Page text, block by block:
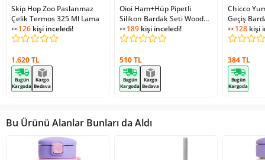
Skip Hop Zoo Paslanmaz
Çelik Termos 325 Ml Lama
126 kişi inceledi!
1.620 TL
Bugün
Kargoda
Kargo
Bedava
Oioi Ham+Hüp Pipetli
Silikon Bardak Seti Woody
Brown / Powder Grey
189 kişi inceledi!
510 TL
Bugün
Kargoda
Kargo
Bedava
Chicco
Geçiş
128 kişi
384 TL
Bugün
Kargoda
Bu Ürünü Alanlar Bunları da Aldı